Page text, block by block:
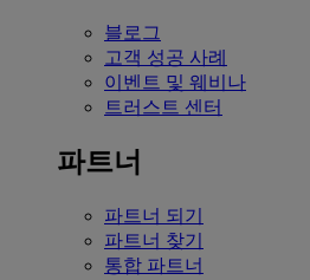
블로그
고객 성공 사례
이벤트 및 웨비나
트러스트 센터
파트너
파트너 되기
파트너 찾기
통합 파트너